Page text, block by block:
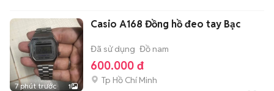
7 phút trước 1
Casio A168 Đồng hồ đeo tay Bạc
Đã sử dụng Đồ nam
600.000 đ
Tp Hồ Chí Minh